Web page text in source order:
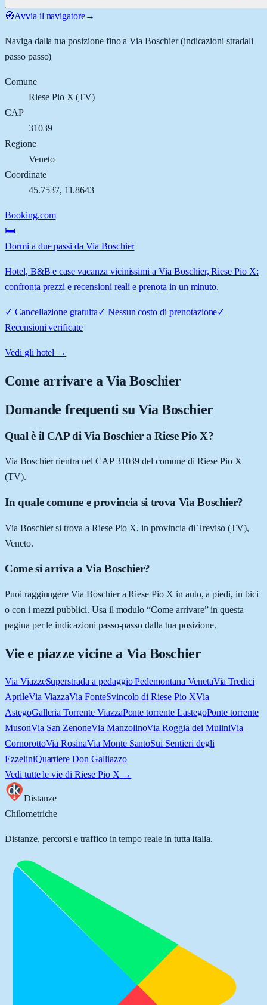
🧭Avvia il navigatore→
Naviga dalla tua posizione fino aVia Boschier(indicazioni stradali
passo passo)
Comune
Riese Pio X (TV)
CAP
31039
Regione
Veneto
Coordinate
45.7537, 11.8643
Booking.com
🛏️
Dormi a due passi da Via Boschier
Hotel, B&B e case vacanza vicinissimi a Via Boschier, Riese Pio X:
confronta prezzi e recensioni reali e prenota in un minuto.
✓ Cancellazione gratuita✓ Nessun costo di prenotazione✓
Recensioni verificate
Vedi gli hotel →
Come arrivare aVia Boschier
Domande frequenti su Via Boschier
Qual è il CAP di Via Boschier a Riese Pio X?
Via Boschier rientra nel CAP 31039 del comune di Riese Pio X
(TV).
In quale comune e provincia si trova Via Boschier?
Via Boschier si trova a Riese Pio X, in provincia di Treviso (TV),
Veneto.
Come si arriva a Via Boschier?
Puoi raggiungere Via Boschier a Riese Pio X in auto, a piedi, in bici
o con i mezzi pubblici. Usa il modulo “Come arrivare” in questa
pagina per le indicazioni passo-passo dalla tua posizione.
Vie e piazze vicine a Via Boschier
Via ViazzeSuperstrada a pedaggio Pedemontana VenetaVia Tredici
AprileVia ViazzaVia FonteSvincolo di Riese Pio XVia
AstegoGalleria Torrente ViazzaPonte torrente LastegoPonte torrente
MusonVia San ZenoneVia ManzolinoVia Roggia dei MuliniVia
CornorottoVia RosinaVia Monte SantoSui Sentieri degli
EzzeliniQuartiere Don Galliazzo
Vedi tutte le vie di Riese Pio X →
Distanze
Chilometriche
Distanze, percorsi e traffico in tempo reale in tutta Italia.